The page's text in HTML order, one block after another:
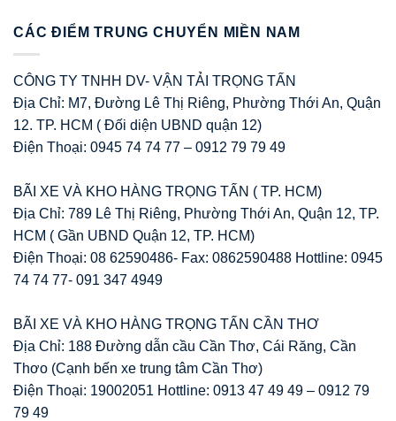
CÁC ĐIỂM TRUNG CHUYỂN MIỀN NAM
CÔNG TY TNHH DV- VẬN TẢI TRỌNG TẤN
Địa Chỉ: M7, Đường Lê Thị Riêng, Phường Thới An, Quận
12. TP. HCM ( Đối diện UBND quận 12)
Điện Thoại: 0945 74 74 77 – 0912 79 79 49
BÃI XE VÀ KHO HÀNG TRỌNG TẤN ( TP. HCM)
Địa Chỉ: 789 Lê Thị Riêng, Phường Thới An, Quận 12, TP.
HCM ( Gần UBND Quận 12, TP. HCM)
Điện Thoại: 08 62590486- Fax: 0862590488 Hottline: 0945
74 74 77- 091 347 4949
BÃI XE VÀ KHO HÀNG TRỌNG TẤN CẦN THƠ
Địa Chỉ: 188 Đường dẫn cầu Cần Thơ, Cái Răng, Cần
Thơo (Cạnh bến xe trung tâm Cần Thơ)
Điện Thoại: 19002051 Hottline: 0913 47 49 49 – 0912 79
79 49